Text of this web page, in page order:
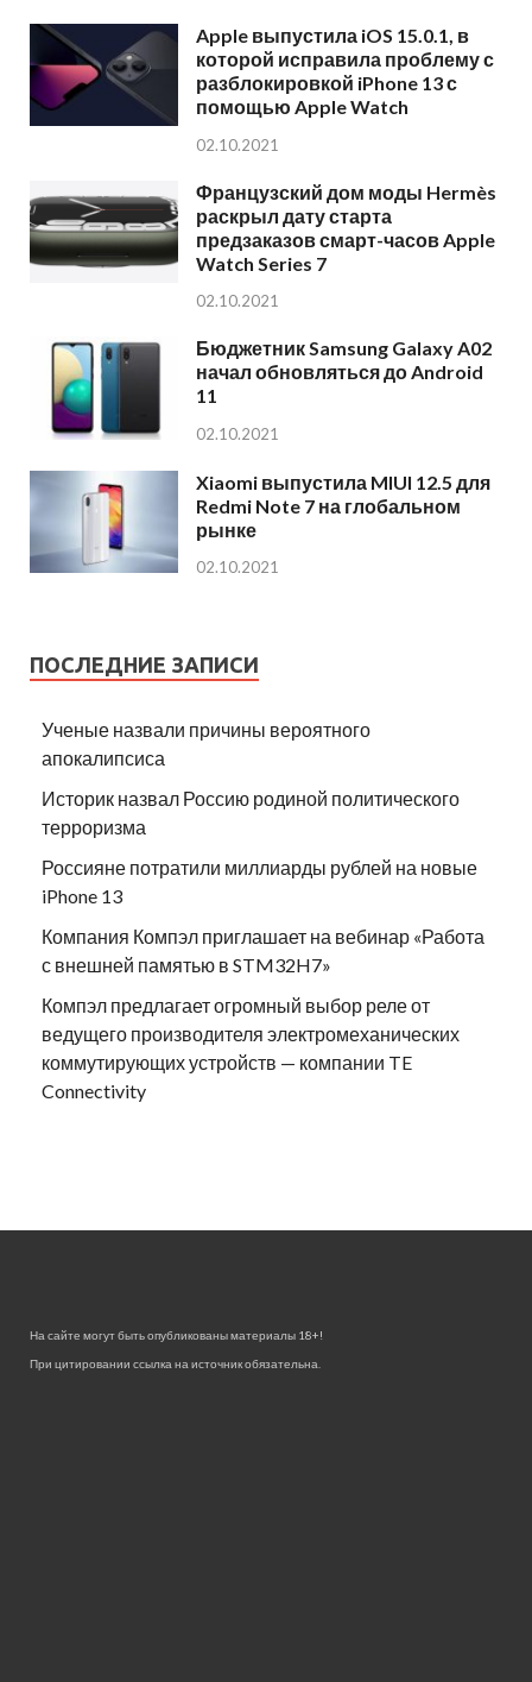
Apple выпустила iOS 15.0.1, в
которой исправила проблему с
разблокировкой iPhone 13 с
помощью Apple Watch
02.10.2021
Французский дом моды Hermès
раскрыл дату старта
предзаказов смарт-часов Apple
Watch Series 7
02.10.2021
Бюджетник Samsung Galaxy A02
начал обновляться до Android
11
02.10.2021
Xiaomi выпустила MIUI 12.5 для
Redmi Note 7 на глобальном
рынке
02.10.2021
ПОСЛЕДНИЕ ЗАПИСИ
Ученые назвали причины вероятного
апокалипсиса
Историк назвал Россию родиной политического
терроризма
Россияне потратили миллиарды рублей на новые
iPhone 13
Компания Компэл приглашает на вебинар «Работа
с внешней памятью в STM32H7»
Компэл предлагает огромный выбор реле от
ведущего производителя электромеханических
коммутирующих устройств — компании TE
Connectivity
На сайте могут быть опубликованы материалы 18+!
При цитировании ссылка на источник обязательна.